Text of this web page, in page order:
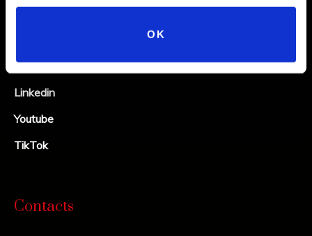
OK
Instagram
X
Linkedin
Youtube
TikTok
Contacts